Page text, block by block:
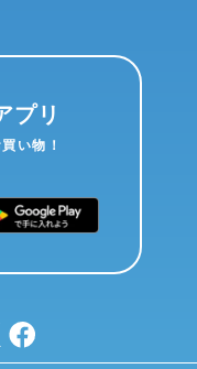
プリ
い物！
facebook